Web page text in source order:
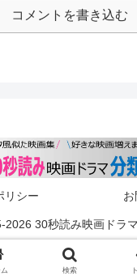
コメントを書き込む
リシー
2026 30秒読み映画ドラ
検索